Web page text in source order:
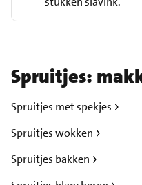
Spruitjes:
Spruitjes met spekjes
Spruitjes wokken
Spruitjes bakken